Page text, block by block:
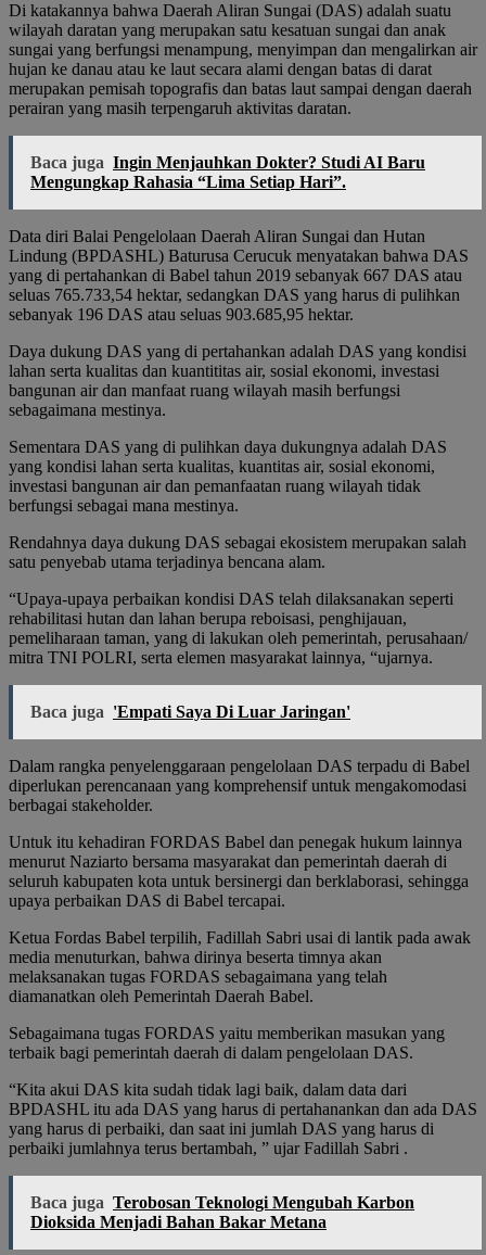
Di katakannya bahwa Daerah Aliran Sungai (DAS) adalah suatu
wilayah daratan yang merupakan satu kesatuan sungai dan anak
sungai yang berfungsi menampung, menyimpan dan mengalirkan air
hujan ke danau atau ke laut secara alami dengan batas di darat
merupakan pemisah topografis dan batas laut sampai dengan daerah
perairan yang masih terpengaruh aktivitas daratan.
Baca juga Ingin Menjauhkan Dokter? Studi AI Baru
Mengungkap Rahasia “Lima Setiap Hari”.
Data diri Balai Pengelolaan Daerah Aliran Sungai dan Hutan
Lindung (BPDASHL) Baturusa Cerucuk menyatakan bahwa DAS
yang di pertahankan di Babel tahun 2019 sebanyak 667 DAS atau
seluas 765.733,54 hektar, sedangkan DAS yang harus di pulihkan
sebanyak 196 DAS atau seluas 903.685,95 hektar.
Daya dukung DAS yang di pertahankan adalah DAS yang kondisi
lahan serta kualitas dan kuantititas air, sosial ekonomi, investasi
bangunan air dan manfaat ruang wilayah masih berfungsi
sebagaimana mestinya.
Sementara DAS yang di pulihkan daya dukungnya adalah DAS
yang kondisi lahan serta kualitas, kuantitas air, sosial ekonomi,
investasi bangunan air dan pemanfaatan ruang wilayah tidak
berfungsi sebagai mana mestinya.
Rendahnya daya dukung DAS sebagai ekosistem merupakan salah
satu penyebab utama terjadinya bencana alam.
“Upaya-upaya perbaikan kondisi DAS telah dilaksanakan seperti
rehabilitasi hutan dan lahan berupa reboisasi, penghijauan,
pemeliharaan taman, yang di lakukan oleh pemerintah, perusahaan/
mitra TNI POLRI, serta elemen masyarakat lainnya, “ujarnya.
Baca juga 'Empati Saya Di Luar Jaringan'
Dalam rangka penyelenggaraan pengelolaan DAS terpadu di Babel
diperlukan perencanaan yang komprehensif untuk mengakomodasi
berbagai stakeholder.
Untuk itu kehadiran FORDAS Babel dan penegak hukum lainnya
menurut Naziarto bersama masyarakat dan pemerintah daerah di
seluruh kabupaten kota untuk bersinergi dan berklaborasi, sehingga
upaya perbaikan DAS di Babel tercapai.
Ketua Fordas Babel terpilih, Fadillah Sabri usai di lantik pada awak
media menuturkan, bahwa dirinya beserta timnya akan
melaksanakan tugas FORDAS sebagaimana yang telah
diamanatkan oleh Pemerintah Daerah Babel.
Sebagaimana tugas FORDAS yaitu memberikan masukan yang
terbaik bagi pemerintah daerah di dalam pengelolaan DAS.
“Kita akui DAS kita sudah tidak lagi baik, dalam data dari
BPDASHL itu ada DAS yang harus di pertahanankan dan ada DAS
yang harus di perbaiki, dan saat ini jumlah DAS yang harus di
perbaiki jumlahnya terus bertambah, ” ujar Fadillah Sabri .
Baca juga Terobosan Teknologi Mengubah Karbon
Dioksida Menjadi Bahan Bakar Metana